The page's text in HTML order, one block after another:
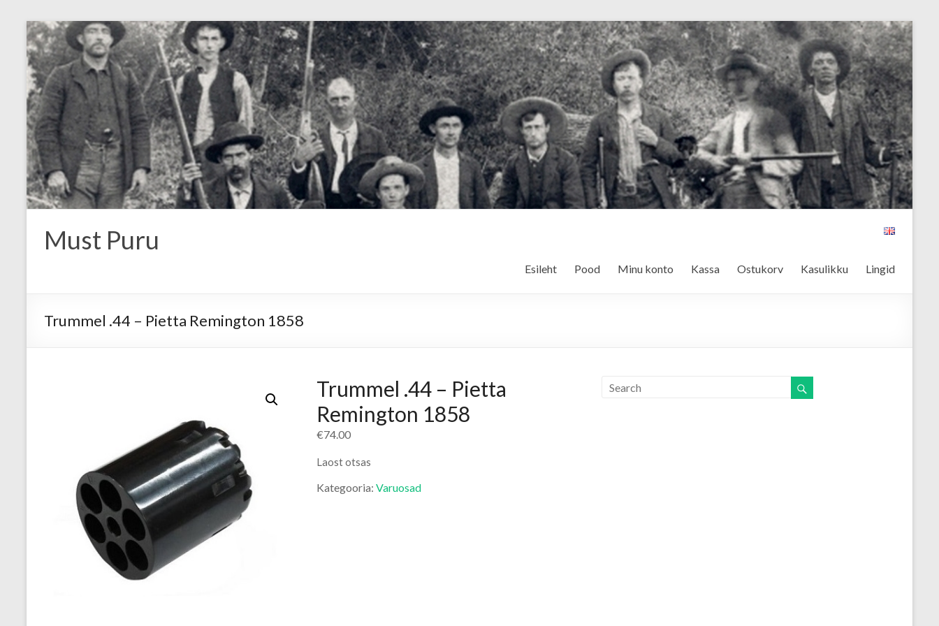
Must Puru
Esileht Pood Minu konto Kassa Ostukorv Kasulikku Lingid
Trummel .44 – Pietta Remington 1858
Trummel .44 – Pietta
Remington 1858
€74.00
Laost otsas
Kategooria: Varuosad